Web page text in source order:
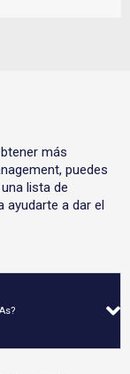
más
puedes
lista de
ayudarte a dar el